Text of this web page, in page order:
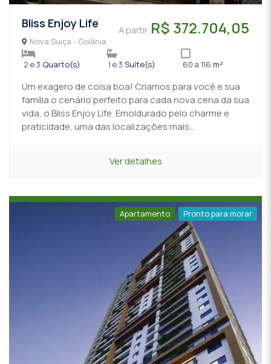
Bliss Enjoy Life
Nova Suiça - Goiânia
A partir R$ 372.704,05
2 e 3 Quarto(s) 1 e 3 Suíte(s) 60 a 116 m²
Um exagero de coisa boa! Criamos para você e sua
família o cenário perfeito para cada nova cena da sua
vida, o Bliss Enjoy Life. Emoldurado pelo charme e
praticidade, uma das localizações mais...
Ver detalhes
Apartamento Pronto para morar